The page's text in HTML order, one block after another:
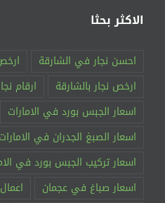
الاكثر بحثا
احسن نجار في الشارقة
ارخص نجار بالشارقة
ارقام
اسعار الجبس بورد في الامارات
اسعار الصبغ الجدران في الامارات
اسعار تركيب الجبس بورد في
اسعار صباغ في عجمان